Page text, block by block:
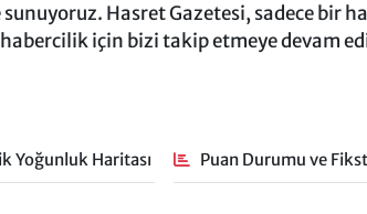
Hasret Gazetesi, sadece bir
için bizi takip etmeye devam
Yoğunluk Haritası Puan Durumu ve